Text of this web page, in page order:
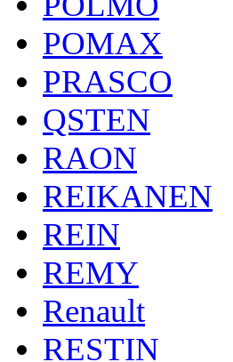
POMAX
PRASCO
QSTEN
RAON
REIKANEN
REIN
REMY
Renault
RESTIN